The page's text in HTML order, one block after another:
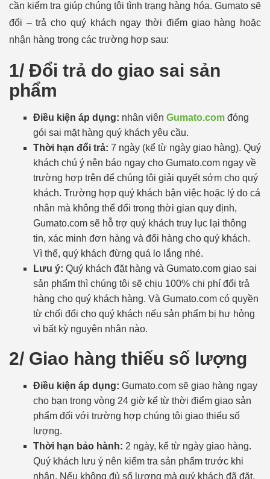
cần kiểm tra giúp chúng tôi tình trạng hàng hóa. Gumato sẽ
đổi – trả cho quý khách ngay thời điểm giao hàng hoặc
nhận hàng trong các trường hợp sau:
1/ Đổi trả do giao sai sản
phẩm
Điều kiện áp dụng: nhân viên Gumato.com đóng
gói sai mặt hàng quý khách yêu cầu.
Thời hạn đổi trả: 7 ngày (kể từ ngày giao hàng). Quý
khách chú ý nên báo ngay cho Gumato.com ngay về
trường hợp trên để chúng tôi giải quyết sớm cho quý
khách. Trường hợp quý khách bận việc hoặc lý do cá
nhân mà không thể đổi trong thời gian quy định,
Gumato.com sẽ hỗ trợ quý khách truy lục lại thông
tin, xác minh đơn hàng và đổi hàng cho quý khách.
Vì thế, quý khách đừng quá lo lắng nhé.
Lưu ý: Quý khách đặt hàng và Gumato.com giao sai
sản phẩm thì chúng tôi sẽ chịu 100% chi phí đổi trả
hàng cho quý khách hàng. Và Gumato.com có quyền
từ chối đổi cho quý khách nếu sản phẩm bị hư hỏng
vì bất kỳ nguyên nhân nào.
2/ Giao hàng thiếu số lượng
Điều kiện áp dụng: Gumato.com sẽ giao hàng ngay
cho bạn trong vòng 24 giờ kể từ thời điểm giao sản
phẩm đối với trường hợp chúng tôi giao thiếu số
lượng.
Thời hạn bảo hành: 2 ngày, kể từ ngày giao hàng.
Quý khách lưu ý nên kiểm tra sản phẩm trước khi
nhận. Nếu không đủ số lượng mà quý khách đã đặt,